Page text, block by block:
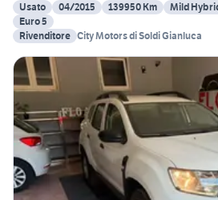
Usato
04/2015 139950 Km Mild
Euro 5
Rivenditore City Motors di Soldi Gianluca